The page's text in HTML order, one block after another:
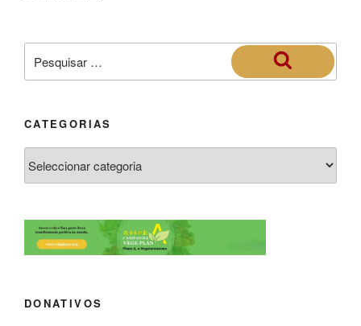
CATEGORIAS
DONATIVOS